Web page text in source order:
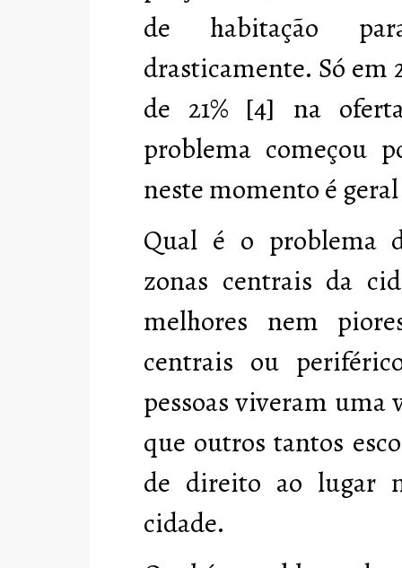
de habitação
drasticamente. Só em
de 21% [4] na
problema começou
neste momento é
Qual é o problema
zonas centrais da
melhores nem
centrais ou
pessoas viveram uma
que outros tantos
de direito ao lugar
cidade.